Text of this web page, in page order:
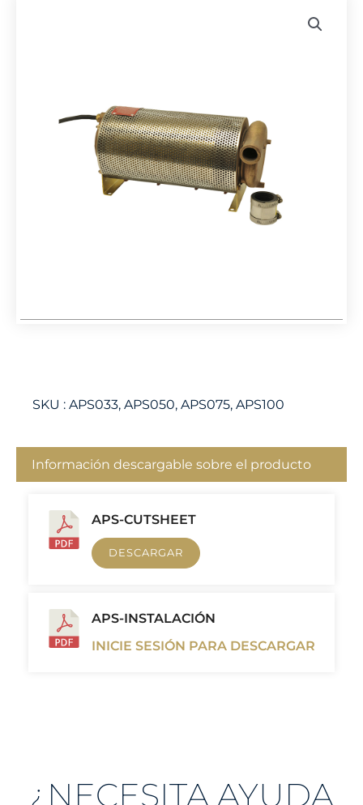
SKU : APS033, APS050, APS075, APS100
Información descargable sobre el producto
APS-CUTSHEET
DESCARGAR
APS-INSTALACIÓN
INICIE SESIÓN PARA DESCARGAR
¿NECESITA AYUDA